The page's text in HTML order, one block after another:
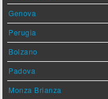
Genova
Perugia
Bolzano
Padova
Monza Brianza